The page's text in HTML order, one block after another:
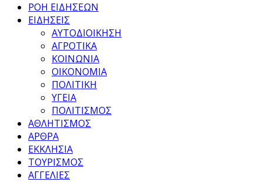
ΡΟΗ ΕΙΔΗΣΕΩΝ
ΕΙΔΗΣΕΙΣ
ΑΥΤΟΔΙΟΙΚΗΣΗ
ΑΓΡΟΤΙΚΑ
ΚΟΙΝΩΝΙΑ
ΟΙΚΟΝΟΜΙΑ
ΠΟΛΙΤΙΚΗ
ΥΓΕΙΑ
ΠΟΛΙΤΙΣΜΟΣ
ΑΘΛΗΤΙΣΜΟΣ
ΑΡΘΡΑ
ΕΚΚΛΗΣΙΑ
ΤΟΥΡΙΣΜΟΣ
ΑΓΓΕΛΙΕΣ